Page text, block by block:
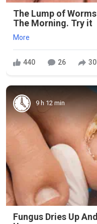
The Lump of
The Morning. Try it
More
440 26
9 h 12 min
Fungus Dries Up